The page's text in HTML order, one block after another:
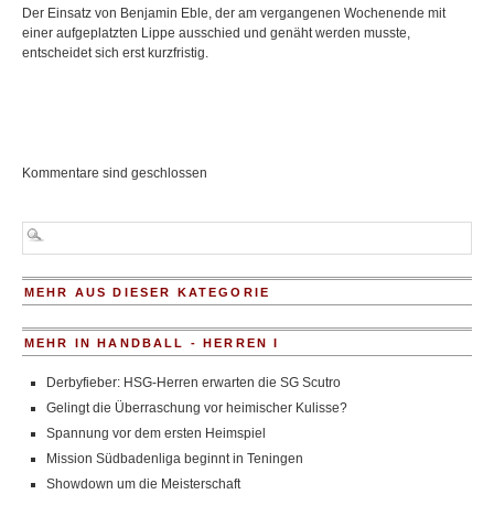
Der Einsatz von Benjamin Eble, der am vergangenen Wochenende mit
einer aufgeplatzten Lippe ausschied und genäht werden musste,
entscheidet sich erst kurzfristig.
Kommentare sind geschlossen
MEHR AUS DIESER KATEGORIE
MEHR IN HANDBALL - HERREN I
Derbyfieber: HSG-Herren erwarten die SG Scutro
Gelingt die Überraschung vor heimischer Kulisse?
Spannung vor dem ersten Heimspiel
Mission Südbadenliga beginnt in Teningen
Showdown um die Meisterschaft